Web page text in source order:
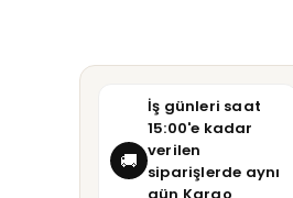
🚚
İş günleri saat
15:00'e kadar
verilen
siparişlerde aynı